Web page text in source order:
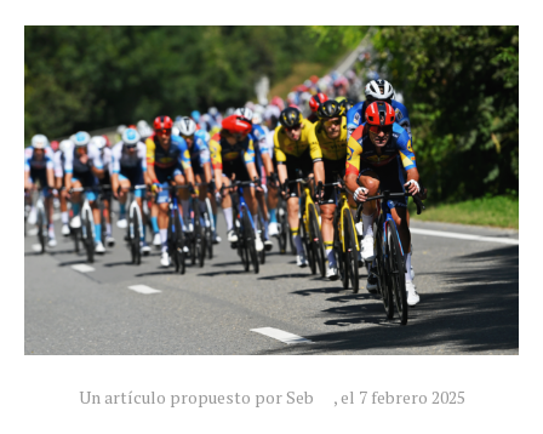
Un artículo propuesto por Seb , el 7 febrero 2025